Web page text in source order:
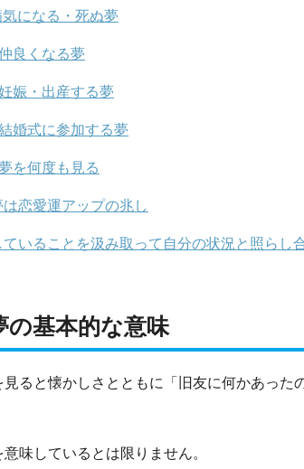
になる・死ぬ夢
良くなる夢
娠・出産する夢
婚式に参加する夢
を何度も見る
恋愛運アップの兆し
いることを汲み取って自分の状況と照らし
の基本的な意味
ると懐かしさとともに「旧友に何かあった
味しているとは限りません。